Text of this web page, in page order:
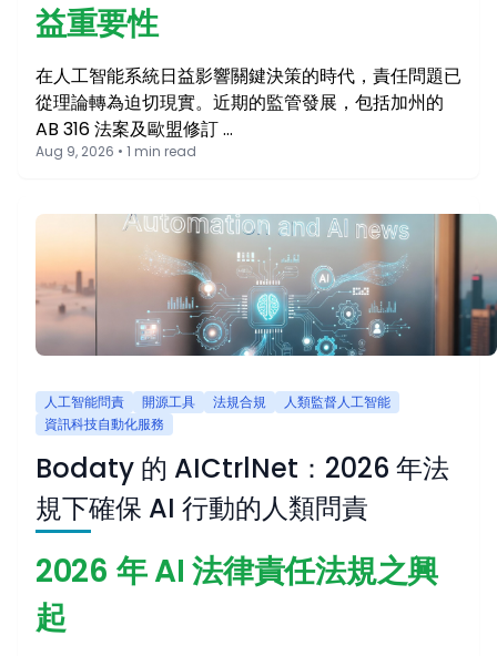
益重要性
在人工智能系統日益影響關鍵決策的時代，責任問題已
從理論轉為迫切現實。近期的監管發展，包括加州的
AB 316 法案及歐盟修訂 …
Aug 9, 2026 • 1 min read
人工智能問責 開源工具 法規合規
人類監督人工智能
資訊科技自動化服務
Bodaty 的 AICtrlNet：2026 年法
規下確保 AI 行動的人類問責
2026 年 AI 法律責任法規之興
起